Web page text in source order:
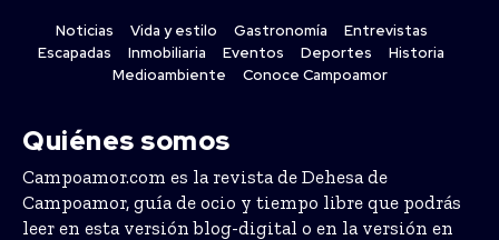
Noticias Vida y estilo Gastronomía
Entrevistas
Escapadas
Inmobiliaria Eventos Deportes
Historia
Medioambiente
Conoce Campoamor
Quiénes somos
Campoamor.com es la revista de Dehesa de
Campoamor, guía de ocio y tiempo libre que podrás
leer en esta versión blog-digital o en la versión en